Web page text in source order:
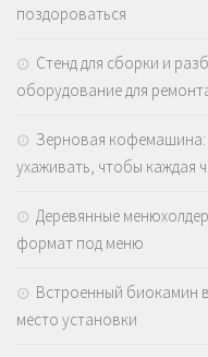
поздороваться
Стенд для сборки и
оборудование для
Зерновая кофемашина:
ухаживать, чтобы каждая
Деревянные
формат под меню
Встроенный биокамин
место установки